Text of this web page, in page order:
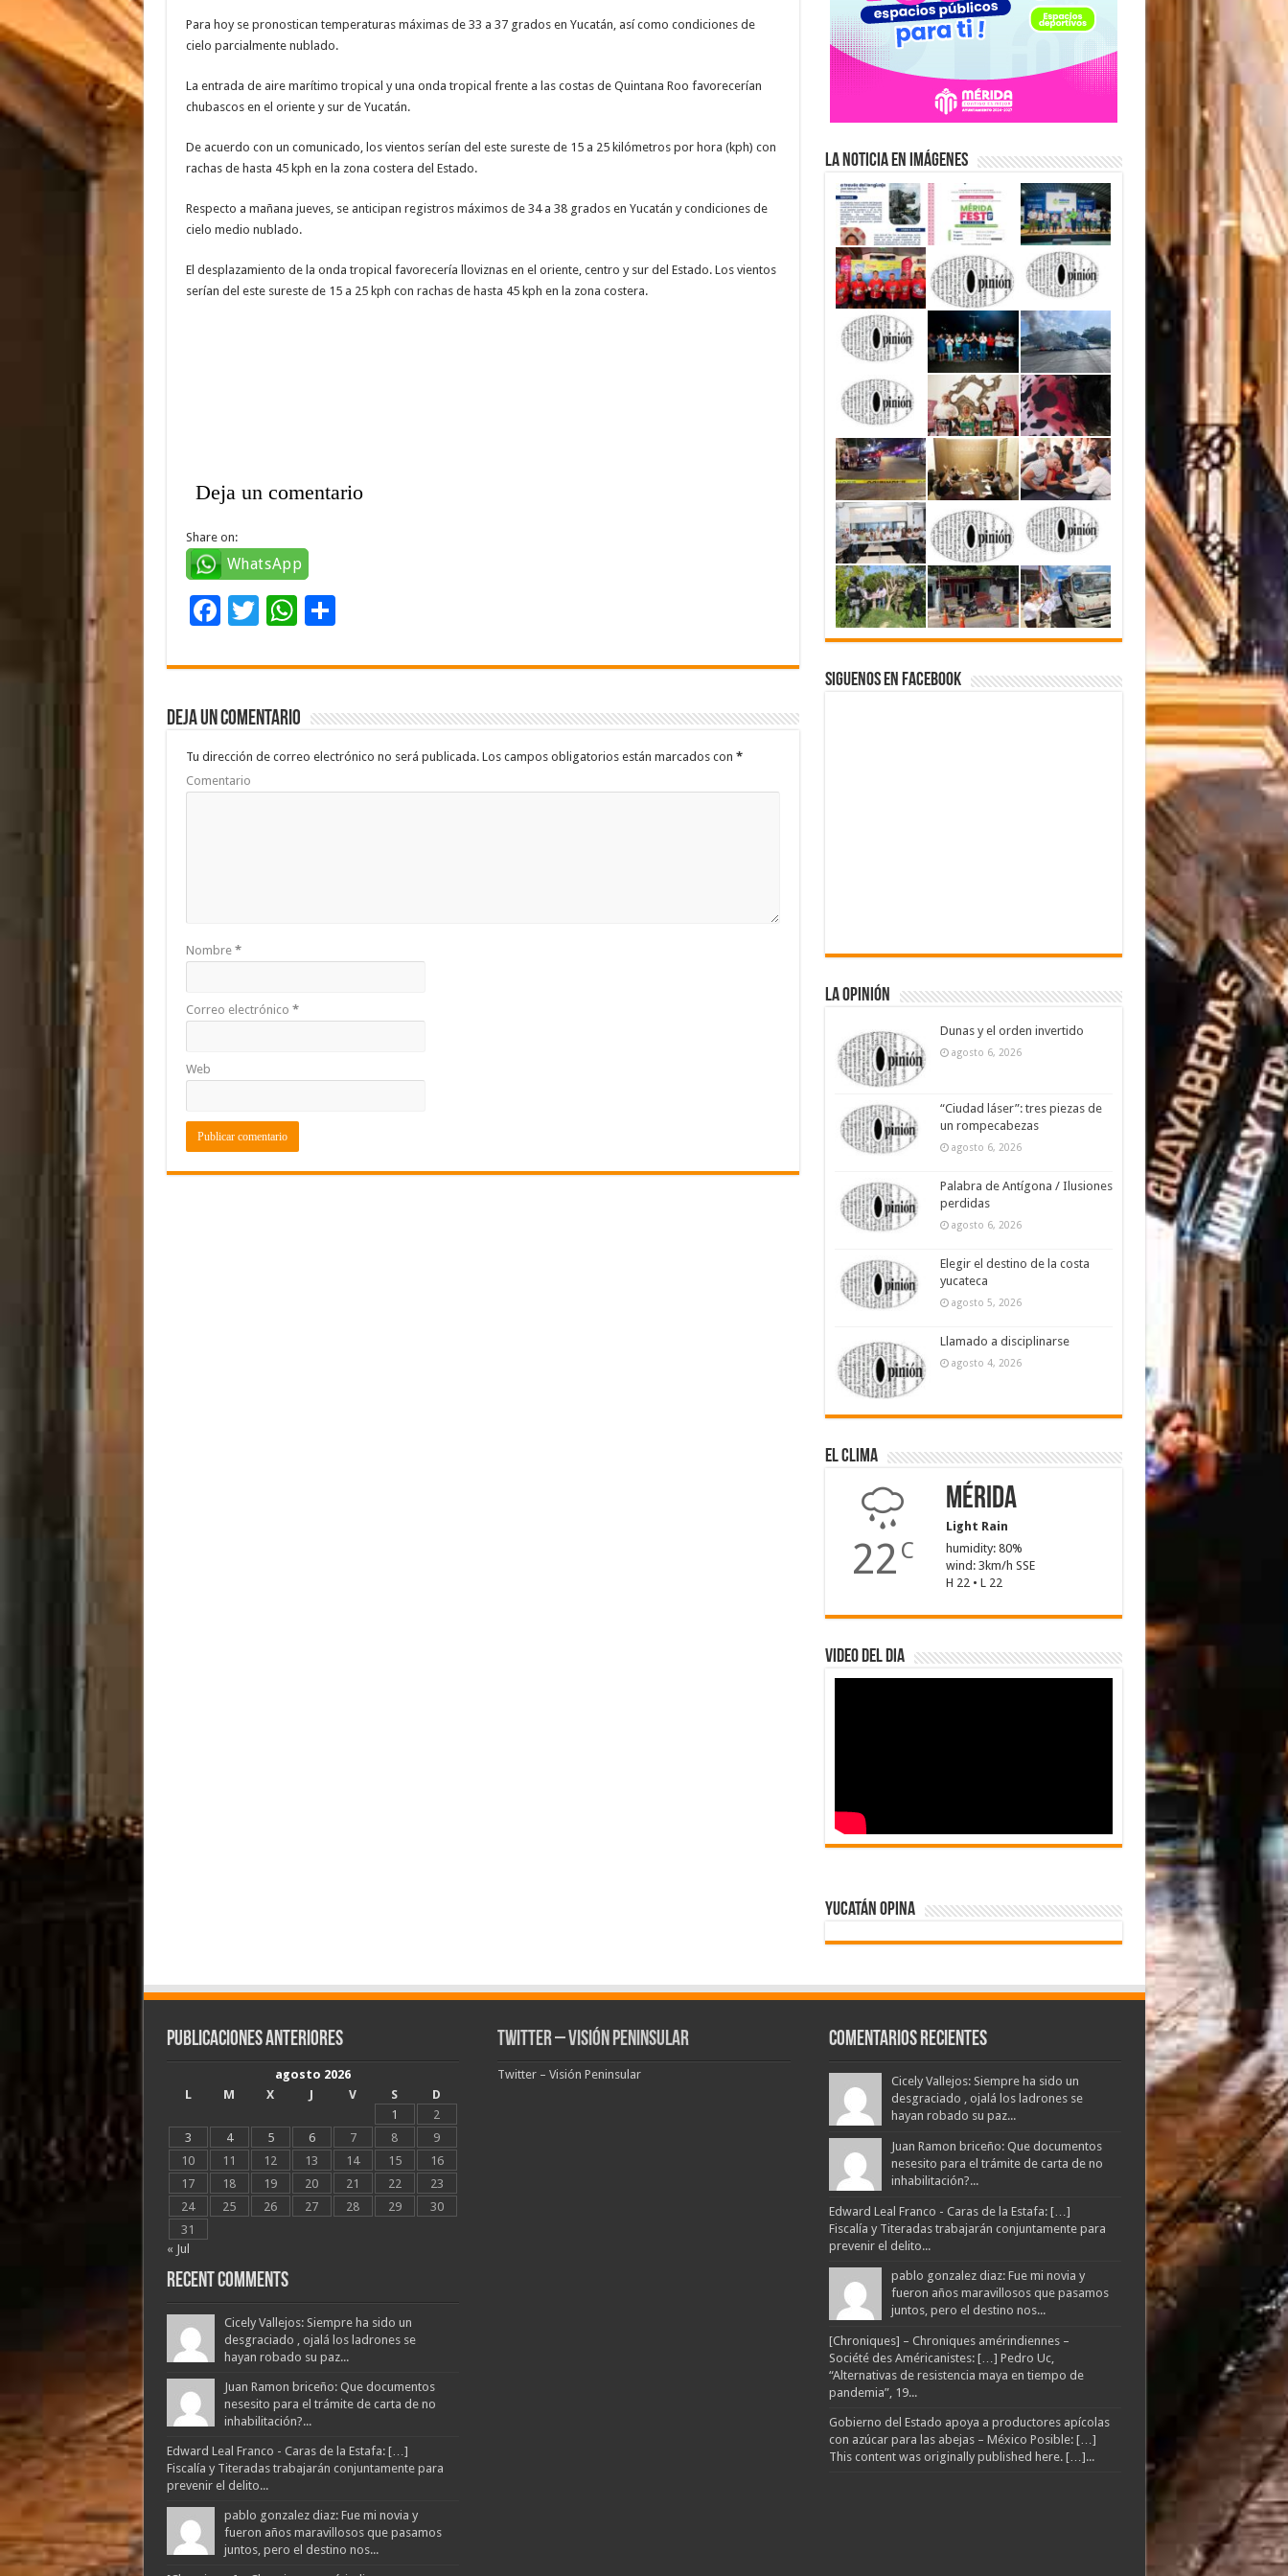
Para hoy se pronostican temperaturas máximas de 33 a 37 grados en Yucatán, así como condiciones de
cielo parcialmente nublado.
La entrada de aire marítimo tropical y una onda tropical frente a las costas de Quintana Roo favorecerían
chubascos en el oriente y sur de Yucatán.
De acuerdo con un comunicado, los vientos serían del este sureste de 15 a 25 kilómetros por hora (kph) con
rachas de hasta 45 kph en la zona costera del Estado.
Respecto a mañana jueves, se anticipan registros máximos de 34 a 38 grados en Yucatán y condiciones de
cielo medio nublado.
El desplazamiento de la onda tropical favorecería lloviznas en el oriente, centro y sur del Estado. Los vientos
serían del este sureste de 15 a 25 kph con rachas de hasta 45 kph en la zona costera.
Deja un comentario
Share on:
WhatsApp
F
e
b
o
o
k
T
tt
er
W
at
sA
p
p
C
m
ar
ti
r
Deja un comentario
Tu dirección de correo electrónico no será publicada.Los campos obligatorios están marcados con *
Comentario
Nombre *
Correo electrónico *
Web
La Noticia en Imágenes
Siguenos en Facebook
La Opinión
Dunas y el orden invertido
agosto 6, 2026
“Ciudad láser”: tres piezas de
un rompecabezas
agosto 6, 2026
Palabra de Antígona / Ilusiones
perdidas
agosto 6, 2026
Elegir el destino de la costa
yucateca
agosto 5, 2026
Llamado a disciplinarse
agosto 4, 2026
El Clima
22 C
Mérida
Light Rain
humidity: 80%
wind: 3km/h SSE
H 22 • L 22
Video del dia
Yucatán Opina
Publicaciones Anteriores
agosto 2026
L
M X J V S
D
1
2
3
4 5 6 7 8
9
10
11 12 13 14 15
16
17
18 19 20 21 22
23
24
25 26 27 28 29
30
31
« Jul
Recent Comments
Cicely Vallejos: Siempre ha sido un
desgraciado , ojalá los ladrones se
hayan robado su paz...
Juan Ramon briceño: Que documentos
nesesito para el trámite de carta de no
inhabilitación?...
Edward Leal Franco - Caras de la Estafa: […]
Fiscalía y Titeradas trabajarán conjuntamente para
prevenir el delito...
pablo gonzalez diaz: Fue mi novia y
fueron años maravillosos que pasamos
juntos, pero el destino nos...
Twitter – Visión Peninsular
Twitter – Visión Peninsular
Comentarios Recientes
Cicely Vallejos: Siempre ha sido un
desgraciado , ojalá los ladrones se
hayan robado su paz...
Juan Ramon briceño: Que documentos
nesesito para el trámite de carta de no
inhabilitación?...
Edward Leal Franco - Caras de la Estafa: […]
Fiscalía y Titeradas trabajarán conjuntamente para
prevenir el delito...
pablo gonzalez diaz: Fue mi novia y
fueron años maravillosos que pasamos
juntos, pero el destino nos...
[Chroniques] – Chroniques amérindiennes –
Société des Américanistes: […] Pedro Uc,
“Alternativas de resistencia maya en tiempo de
pandemia”, 19...
Gobierno del Estado apoya a productores apícolas
con azúcar para las abejas – México Posible: […]
This content was originally published here. […]...